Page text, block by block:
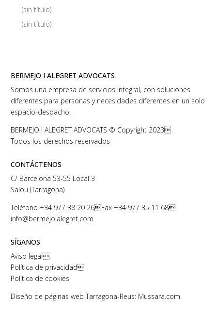
(sin título)
(sin título)
BERMEJO I ALEGRET ADVOCATS
Somos una empresa de servicios integral, con soluciones
diferentes para personas y necesidades diferentes en un solo
espacio-despacho.
BERMEJO I ALEGRET ADVOCATS © Copyright 2023
Todos los derechos reservados
CONTÁCTENOS
C/ Barcelona 53-55 Local 3
Salou (Tarragona)
Teléfono +34 977 38 20 26Fax +34 977 35 11 68
info@bermejoialegret.com
SÍGANOS
Aviso legal
Política de privacidad
Política de cookies
Diseño de páginas web Tarragona-Reus: Mussara.com